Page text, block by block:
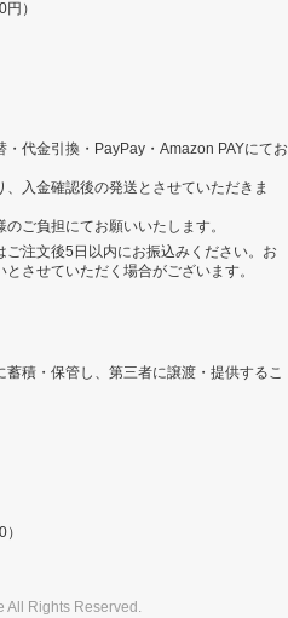
）
代金引換・PayPay・Amazon PAYにてお
入金確認後の発送とさせていただきま
ご負担にてお願いいたします。
注文後5日以内にお振込みください。お
させていただく場合がございます。
積・保管し、第三者に譲渡・提供するこ
All Rights Reserved.